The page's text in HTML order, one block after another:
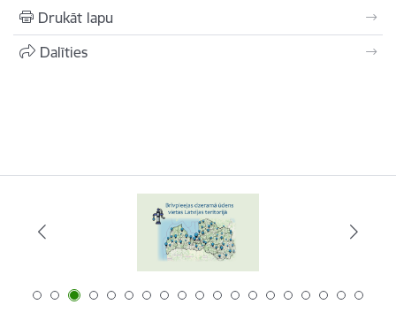
Drukāt lapu
Dalīties